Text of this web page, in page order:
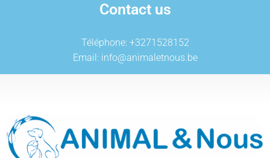
Contact us
Téléphone: +3271528152
Email: info@animaletnous.be